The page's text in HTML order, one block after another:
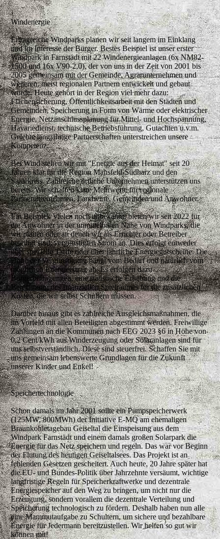
Windenergie
Ertragreiche Windparks planen wir seit langem im Einklang
und im Interesse der Bürger. Bestes Beispiel ist unser erster
Windpark in Farnstädt mit 22 Windenergieanlagen (6x NM82-
1500 und 16x V90-2,0), der von uns in der Zeit von 2001 bis
2005 gemeinsam mit der Gemeinde, Agrarunternehmen und
weiteren, meist regionalen Partnern entwickelt und gebaut
wurde. Heute gehört in der Region viel mehr dazu:
Flächensicherung, Öffentlichkeitsarbeit mit den Städten und
Gemeinden, Speicherung in Form von Wärme oder elektrischer
Energie, Netzanschlussplanung für Mittel- und Hochspannung,
Havariedienst, technische Betriebsführung, Gutachten u.v.m.
Gelebte langjährige Partnerschaften unterstreichen unsere
Kompetenz.
Bei Wind stehen wir mit"Energie aus der Heimat"seit 20
Jahren klar für die Region Mansfeld-Südharz und den
Saalekreis. Zahlreiche örtliche Unternehmen unterstützen uns
bereits. Wir schaffen klare Mehrwerte für regionale
Partnerunternehmen, Landwirte, Gemeinden und Anwohner.
Ein Beispiel:Vielen noch unbekannt, bieten wir seit 2022für
die Anwohner in der unmittelbaren Nähe von Windparks, die
wir planen oder an denen wir als Errichter oder Betreiber
beteiligt sind, vergünstigten Stroman. Dies erfolgt entweder
über spezielle Tarife oder über jährliche Energiegutscheine. Die
Höhe der Vergünstigung hängt vom Bedarf und natürlich vom
möglichen Energieertrag ab. Es erfolgen dazu
Bürgerbefragungen, eine statistische Erhebung und die
Berechnung des finanziellen Spielraumes für die zusätzlichen
Kosten, die wir selbst Schultern müssen.
Darüber hinaus gibt es zahlreiche Ausgleichsmaßnahmen, die
im Vorfeld mit allen Beteiligten abgestimmt werden.Freiwillige
Zahlungenan die Kommunen nach EEG 2023 §6 in Höhe von
0,2 Cent/kWh aus Winderzeugung oder Solaranlagen sind für
uns selbstverständlich. Diese sind steuerfrei. Schaffen Sie mit
uns gemeinsam lebenswerte Grundlagen für die Zukunft
unserer Kinder und Enkel!
Speichertechnologie
Schon damals im Jahr 2001 sollte ein Pumpspeicherwerk
(125MW, 800MWh) der Initiative E-MQ am ehemaligen
Braunkohletagebau Geiseltal die Einspeisung aus dem
Windpark Farnstädt und einem damals großen Solarpark die
Energie für das Netz speichern und regeln. Das war vor Beginn
der Flutung des heutigen Geiseltalsees. Das Projekt ist an
fehlenden Gesetzen gescheitert. Auch heute, 20 Jahre später hat
die EU- und Bundes-Politik über Jahrzehnte versäumt, wichtige
langfristige Regeln für Speicherkraftwerke und dezentrale
Energiespeicher auf den Weg zu bringen, um nicht nur die
Erzeugung, sondern vorallem die dezentrale Verteilung und
Speicherung technologisch zu fördern. Deshalb haben nun alle
eine Mammutaufgabe zu Schultern, um sichere und bezahlbare
Energie für Jedermann bereitzustellen.Wir helfen so gut wir
können mit!